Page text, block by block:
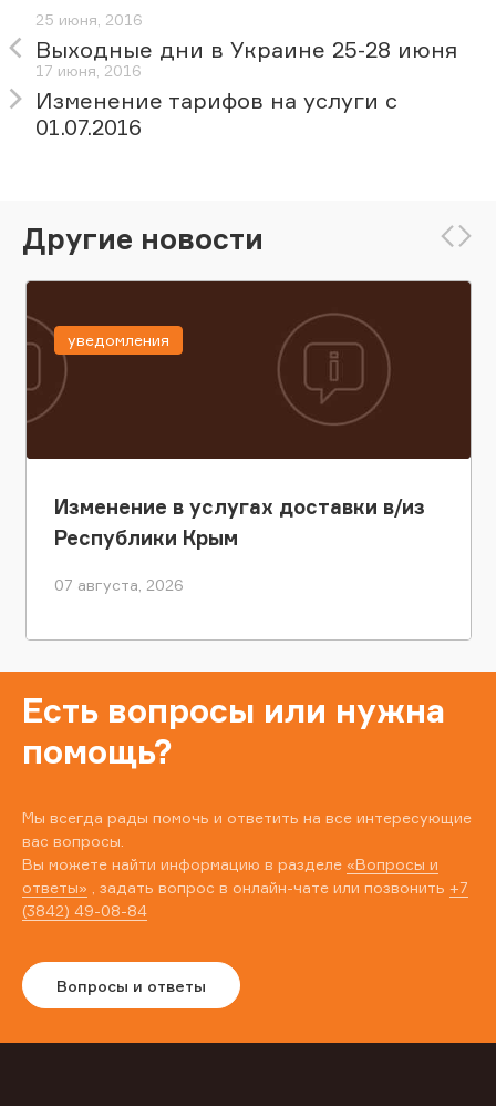
25 июня, 2016
Выходные дни в Украине 25-28 июня
17 июня, 2016
Изменение тарифов на услуги c
01.07.2016
Другие новости
Изменение в услугах доставки в/из
Республики Крым
07 августа, 2026
уведомления
Есть вопросы или нужна
помощь?
Мы всегда рады помочь и ответить на все интересующие
вас вопросы.
Вы можете найти информацию в разделе «Вопросы и
ответы» , задать вопрос в онлайн-чате или позвонить +7
(3842) 49-08-84
Вопросы и ответы